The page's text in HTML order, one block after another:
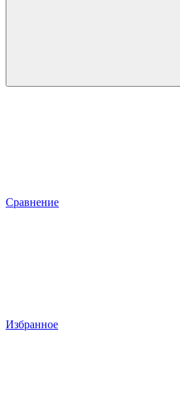
Сравнение
Избранное